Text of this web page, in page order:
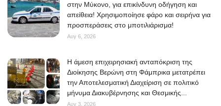
στην Μύκονο, για επικίνδυνη οδήγηση και
απείθεια! Χρησιμοποίησε φάρο και σειρήνα για
προσπεράσεις στο μποτιλιάρισμα!
Αυγ 6, 2026
Η άμεση επιχειρησιακή ανταπόκριση της
Διοίκησης Βερώνη στη Φάμπρικα μετατρέπει
την Αποτελεσματική Διαχείριση σε πολιτικό
μήνυμα Διακυβέρνησης και Θεσμικής...
Αυγ 3, 2026